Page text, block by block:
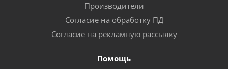
Производители
Согласие на обработку ПД
Согласие на рекламную рассылку
Помощь